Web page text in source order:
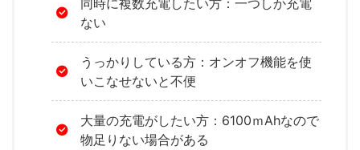
ない
うっかりしている方：オンオフ機能を使
いこなせないと不便
大量の充電がしたい方：6100ｍAhなので
物足りない場合がある